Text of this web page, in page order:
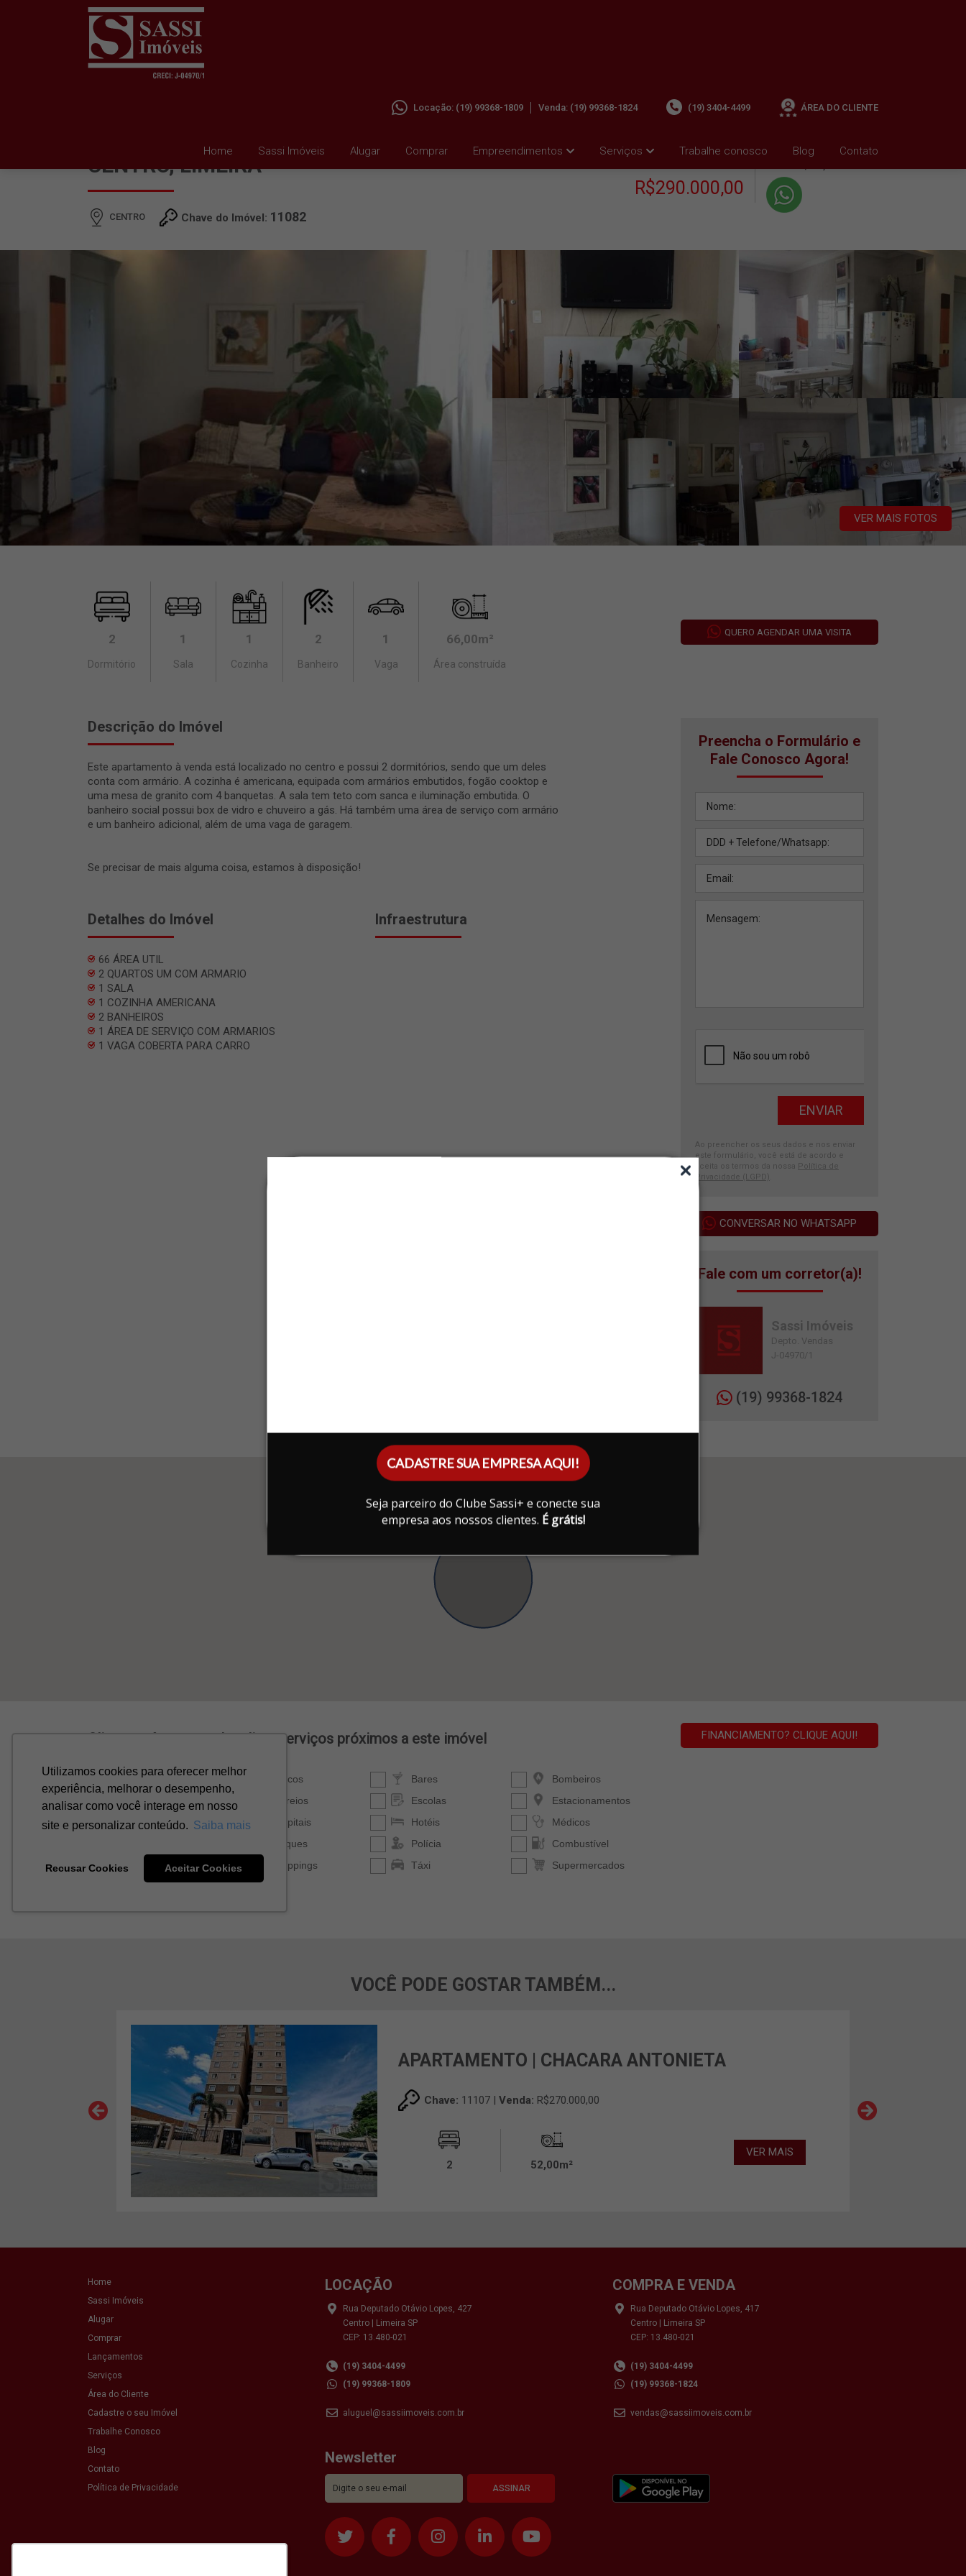
CADASTRE SUA EMPRESA AQUI!
Seja parceiro do Clube Sassi+ e conecte sua
empresa aos nossos clientes. É grátis!
Home Sassi Imóveis Alugar Comprar Empreendimentos Serviços Trabalhe conosco Blog Contato
Locação: (19) 99368-1809 Venda: (19) 99368-1824 (19) 3404-4499 ÁREA DO CLIENTE
CENTRO, LIMEIRA
CENTRO Chave do Imóvel: 11082
R$290.000,00
+ Condomínio R$659,34
VER MAIS FOTOS
2
Dormitório
1
Sala
1
Cozinha
2
Banheiro
1
Vaga
66,00m²
Área construída
QUERO AGENDAR UMA VISITA
Descrição do Imóvel
Este apartamento à venda está localizado no centro e possui 2 dormitórios, sendo que um deles
conta com armário. A cozinha é americana, equipada com armários embutidos, fogão cooktop e
uma mesa de granito com 4 banquetas. A sala tem teto com sanca e iluminação embutida. O
banheiro social possui box de vidro e chuveiro a gás. Há também uma área de serviço com armário
e um banheiro adicional, além de uma vaga de garagem.
Se precisar de mais alguma coisa, estamos à disposição!
Detalhes do Imóvel
66 ÁREA UTIL
2 QUARTOS UM COM ARMARIO
1 SALA
1 COZINHA AMERICANA
2 BANHEIROS
1 ÁREA DE SERVIÇO COM ARMARIOS
1 VAGA COBERTA PARA CARRO
Infraestrutura
Preencha o Formulário e
Fale Conosco Agora!
Ao preencher os seus dados e nos enviar
este formulário, você está de acordo e
aceita os termos da nossa
Política de
Privacidade (LGPD)
CONVERSAR NO WHATSAPP
Fale com um corretor(a)!
Sassi Imóveis
Depto. Vendas
J-04970/1
(19) 99368-1824
VOCÊ PODE GOSTAR TAMBÉM...
APARTAMENTO | CHACARA ANTONIETA
Chave: 11107 |Venda: R$270.000,00
2 52,00m²
VER MAIS
Home
Sassi Imóveis
Alugar
Comprar
Lançamentos
Serviços
Área do Cliente
Cadastre o seu Imóvel
Trabalhe Conosco
Blog
Contato
Política de Privacidade
LOCAÇÃO
Rua Deputado Otávio Lopes, 427
Centro | Limeira SP
CEP: 13.480-021
(19) 3404-4499
(19) 99368-1809
aluguel@sassiimoveis.com.br
COMPRA E VENDA
Rua Deputado Otávio Lopes, 417
Centro | Limeira SP
CEP: 13.480-021
(19) 3404-4499
(19) 99368-1824
vendas@sassiimoveis.com.br
Newsletter